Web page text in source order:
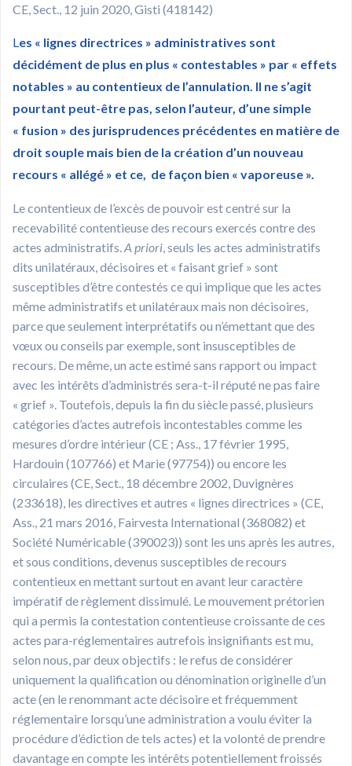
CE, Sect., 12 juin 2020, Gisti (418142)
Les « lignes directrices » administratives sont
décidément de plus en plus « contestables » par « effets
notables » au contentieux de l’annulation. Il ne s’agit
pourtant peut-être pas, selon l’auteur, d’une simple
« fusion » des jurisprudences précédentes en matière de
droit souple mais bien de la création d’un nouveau
recours « allégé » et ce, de façon bien « vaporeuse ».
Le contentieux de l’excès de pouvoir est centré sur la
recevabilité contentieuse des recours exercés contre des
actes administratifs.A priori, seuls les actes administratifs
dits unilatéraux, décisoires et « faisant grief » sont
susceptibles d’être contestés ce qui implique que les actes
même administratifs et unilatéraux mais non décisoires,
parce que seulement interprétatifs ou n’émettant que des
vœux ou conseils par exemple, sont insusceptibles de
recours. De même, un acte estimé sans rapport ou impact
avec les intérêts d’administrés sera-t-il réputé ne pas faire
« grief ». Toutefois, depuis la fin du siècle passé, plusieurs
catégories d’actes autrefois incontestables comme les
mesures d’ordre intérieur (CE ; Ass., 17 février 1995,
Hardouin (107766) et Marie (97754)) ou encore les
circulaires (CE, Sect., 18 décembre 2002, Duvignères
(233618), les directives et autres « lignes directrices » (CE,
Ass., 21 mars 2016, Fairvesta International (368082) et
Société Numéricable (390023)) sont les uns après les autres,
et sous conditions, devenus susceptibles de recours
contentieux en mettant surtout en avant leur caractère
impératif de règlement dissimulé. Le mouvement prétorien
qui a permis la contestation contentieuse croissante de ces
actes para-réglementaires autrefois insignifiants est mu,
selon nous, par deux objectifs : le refus de considérer
uniquement la qualification ou dénomination originelle d’un
acte (en le renommant acte décisoire et fréquemment
réglementaire lorsqu’une administration a voulu éviter la
procédure d’édiction de tels actes) et la volonté de prendre
davantage en compte les intérêts potentiellement froissés